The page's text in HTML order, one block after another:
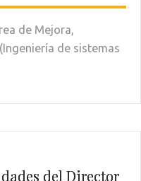
de Mejora,
de sistemas
del Director